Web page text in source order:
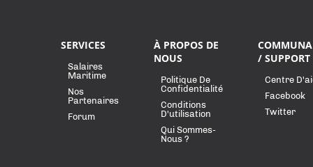
SERVICES
Salaires
Maritime
Nos
Partenaires
Forum
À PROPOS DE
NOUS
Politique De
Confidentialité
Conditions
D'utilisation
Qui Sommes-
Nous ?
/ SUPPORT
Centre
Facebook
Twitter